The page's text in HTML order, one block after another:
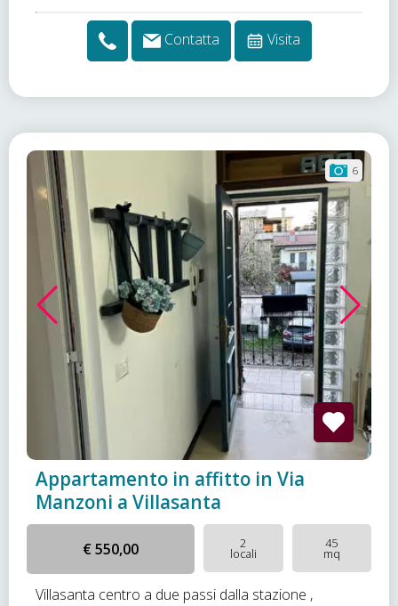
Contatta Visita
6
Appartamento in affitto in Via
Manzoni a Villasanta
€ 550,00 2
locali
45
mq
Villasanta centro a due passi dalla stazione ,